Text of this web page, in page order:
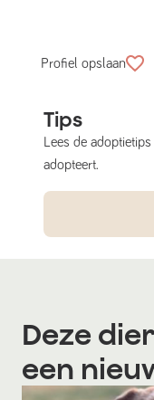
Profiel opslaan
Tips
Lees de
adopteert.
Deze
een